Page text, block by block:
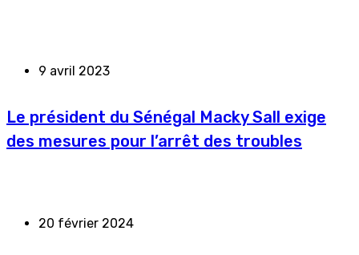
9 avril 2023
Le président du Sénégal Macky Sall exige
des mesures pour l’arrêt des troubles
20 février 2024